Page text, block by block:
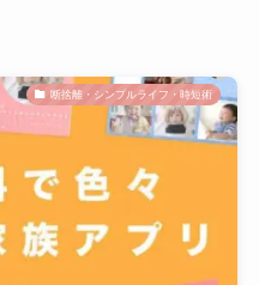
断捨離・シンプルライフ・時短術